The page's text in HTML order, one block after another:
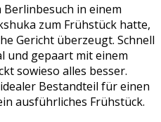
Berlinbesuch in einem
zum Frühstück hatte,
Gericht überzeugt. Schnell
und gepaart mit einem
sowieso alles besser.
Bestandteil für einen
ausführliches Frühstück.